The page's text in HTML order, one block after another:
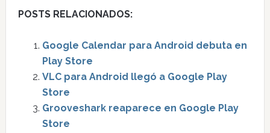
POSTS RELACIONADOS:
Google Calendar para Android debuta en
Play Store
VLC para Android llegó a Google Play
Store
Grooveshark reaparece en Google Play
Store